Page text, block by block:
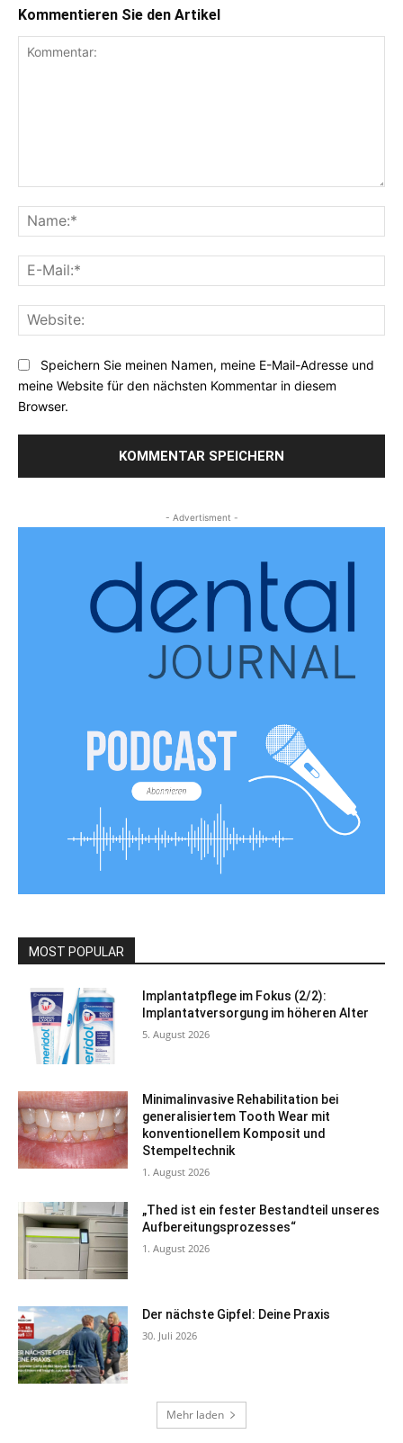
Kommentieren Sie den Artikel
Speichern Sie meinen Namen, meine E-Mail-Adresse und
meine Website für den nächsten Kommentar in diesem
Browser.
- Advertisment -
MOST POPULAR
Implantatpflege im Fokus (2/2):
Implantatversorgung im höheren Alter
5. August 2026
Minimalinvasive Rehabilitation bei
generalisiertem Tooth Wear mit
konventionellem Komposit und
Stempeltechnik
1. August 2026
„Thed ist ein fester Bestandteil unseres
Aufbereitungsprozesses“
1. August 2026
Der nächste Gipfel: Deine Praxis
30. Juli 2026
Mehr laden